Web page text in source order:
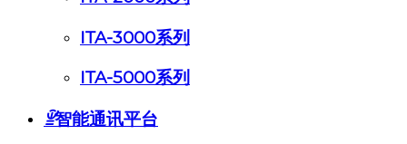
ITA-3000系列
ITA-5000系列
ꁇ智能通讯平台